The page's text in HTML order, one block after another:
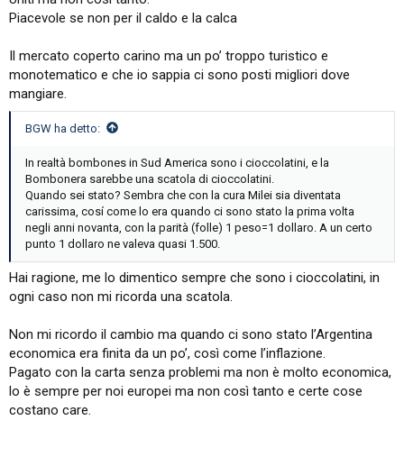
Piacevole se non per il caldo e la calca
Il mercato coperto carino ma un po’ troppo turistico e
monotematico e che io sappia ci sono posti migliori dove
mangiare.
BGW ha detto:
In realtà bombones in Sud America sono i cioccolatini, e la
Bombonera sarebbe una scatola di cioccolatini.
Quando sei stato? Sembra che con la cura Milei sia diventata
carissima, cosí come lo era quando ci sono stato la prima volta
negli anni novanta, con la parità (folle) 1 peso=1 dollaro. A un certo
punto 1 dollaro ne valeva quasi 1.500.
Hai ragione, me lo dimentico sempre che sono i cioccolatini, in
ogni caso non mi ricorda una scatola.
Non mi ricordo il cambio ma quando ci sono stato l’Argentina
economica era finita da un po’, così come l’inflazione.
Pagato con la carta senza problemi ma non è molto economica,
lo è sempre per noi europei ma non così tanto e certe cose
costano care.